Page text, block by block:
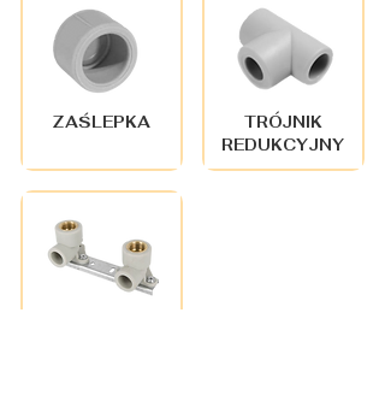
ZAŚLEPKA
TRÓJNIK
REDUKCYJNY